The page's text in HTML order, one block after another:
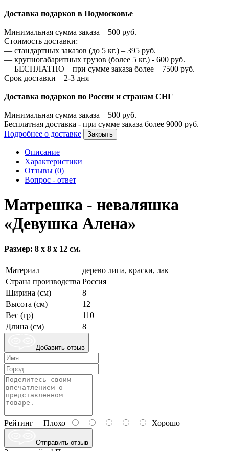
Доставка подарков в Подмосковье
Минимальная сумма заказа – 500 руб.
Стоимость доставки:
— стандартных заказов (до 5 кг.) – 395 руб.
— крупногабаритных грузов (более 5 кг.) - 600 руб.
— БЕСПЛАТНО – при сумме заказа более – 7500 руб.
Срок доставки – 2-3 дня
Доставка подарков по России и странам СНГ
Минимальная сумма заказа – 500 руб.
Бесплатная доставка - при сумме заказа более 9000 руб.
Подробнее о доставке
Закрыть
Описание
Характеристики
Отзывы (0)
Вопрос - ответ
Матрешка - неваляшка
«Девушка Алена»
Размер: 8 х 8 х 12 см.
Материал
дерево липа, краски, лак
Страна производства Россия
Ширина (см)
8
Высота (см)
12
Вес (гр)
110
Длина (см)
8
Добавить отзыв
Рейтинг Плохо Хорошо
Отправить отзыв